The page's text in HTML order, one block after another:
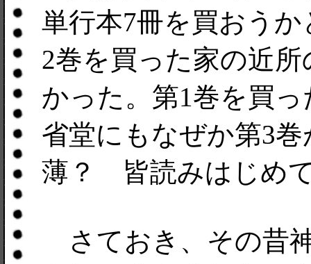
単行本7冊を買おう
2巻を買った家の近
かった。第1巻を買
省堂にもなぜか第3
薄？ 皆読みはじめ
さておき、その昔